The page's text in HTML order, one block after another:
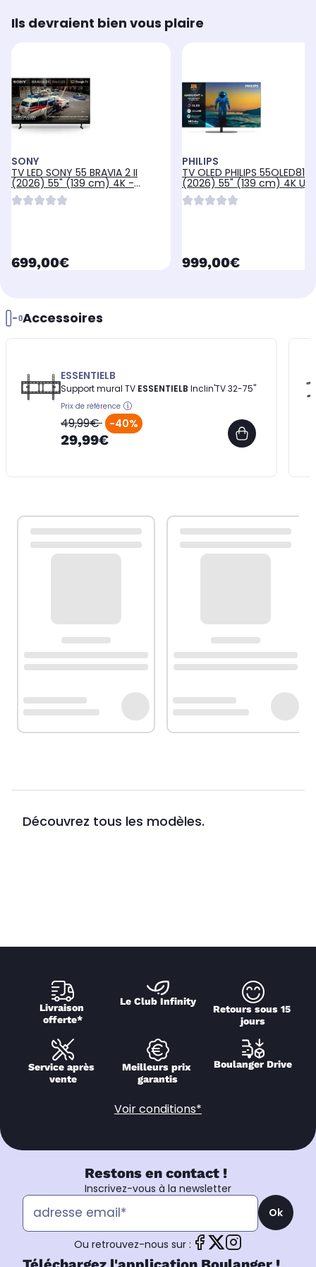
Ils devraient bien vous plaire
SONY
TV LED SONY 55 BRAVIA 2 II
(2026) 55" (139 cm) 4K -
Google TV
currentPrice
699,00€
PHILIPS
TV OLED PHILIPS 55OLED810
(2026) 55" (139 cm) 4K
- Ambilight, Google TV
currentPrice
999,00€
Accessoires
ESSENTIELB
Support mural TV ESSENTIELB Inclin'TV 32-75''
Prix de référence
49,99€ -40%
29,99€
Découvrez tous les modèles.
Livraison
offerte*
Le Club Infinity
Retours sous 15
jours
Service après
vente
Meilleurs prix
garantis
Boulanger Drive
Voir conditions*
Restons en contact !
Inscrivez-vous à la newsletter
Ok
Ou retrouvez-nous sur :